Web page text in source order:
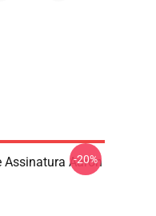
Assinatura Aaron
-20%